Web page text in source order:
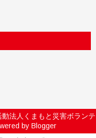
法人くまもと災害ボランテ
by Blogger